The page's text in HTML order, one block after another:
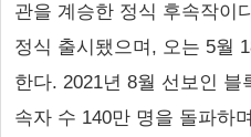
관을 계승한 정식 후속작이
정식 출시됐으며, 오는 5월
한다. 2021년 8월 선보인
속자 수 140만 명을 돌파하